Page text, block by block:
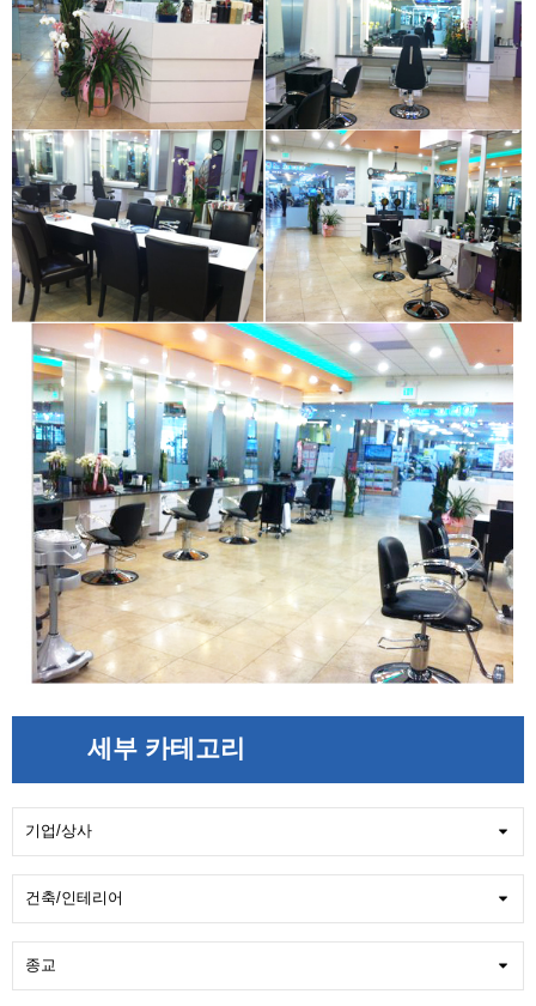
세부 카테고리